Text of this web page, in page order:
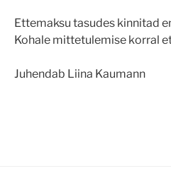
Ettemaksu tasudes kinnitad
Kohale mittetulemise korral
Juhendab Liina Kaumann